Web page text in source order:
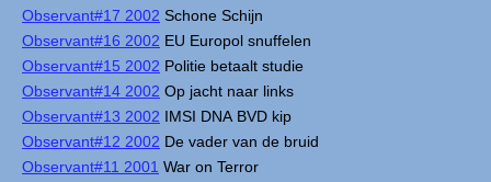
Observant#17 2002 Schone Schijn
Observant#16 2002 EU Europol snuffelen
Observant#15 2002 Politie betaalt studie
Observant#14 2002 Op jacht naar links
Observant#13 2002 IMSI DNA BVD kip
Observant#12 2002 De vader van de bruid
Observant#11 2001 War on Terror